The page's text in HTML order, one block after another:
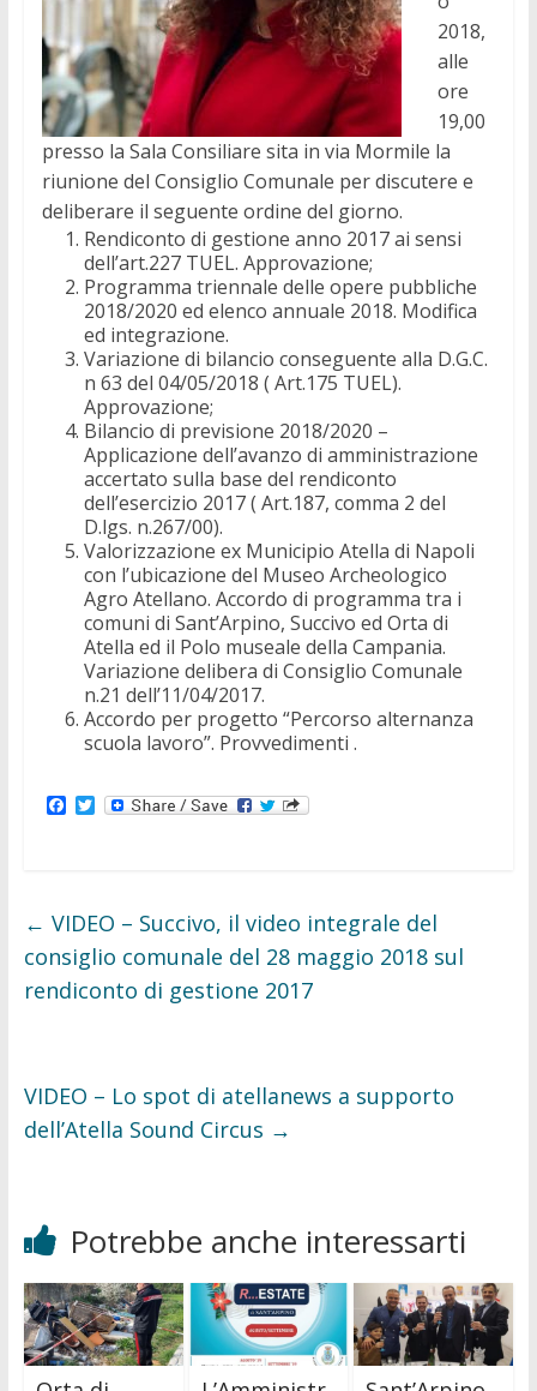
2018,
alle
ore
19,00
presso la Sala Consiliare sita in via Mormile la
riunione del Consiglio Comunale per discutere e
deliberare il seguente ordine del giorno.
Rendiconto di gestione anno 2017 ai sensi
dell’art.227 TUEL. Approvazione;
Programma triennale delle opere pubbliche
2018/2020 ed elenco annuale 2018. Modifica
ed integrazione.
Variazione di bilancio conseguente alla D.G.C.
n 63 del 04/05/2018 ( Art.175 TUEL).
Approvazione;
Bilancio di previsione 2018/2020 –
Applicazione dell’avanzo di amministrazione
accertato sulla base del rendiconto
dell’esercizio 2017 ( Art.187, comma 2 del
D.lgs. n.267/00).
Valorizzazione ex Municipio Atella di Napoli
con l’ubicazione del Museo Archeologico
Agro Atellano. Accordo di programma tra i
comuni di Sant’Arpino, Succivo ed Orta di
Atella ed il Polo museale della Campania.
Variazione delibera di Consiglio Comunale
n.21 dell’11/04/2017.
Accordo per progetto “Percorso alternanza
scuola lavoro”. Provvedimenti .
F
o
k
T
r
← VIDEO – Succivo, il video integrale del
consiglio comunale del 28 maggio 2018 sul
rendiconto di gestione 2017
VIDEO – Lo spot di atellanews a supporto
dell’Atella Sound Circus →
Potrebbe anche interessarti